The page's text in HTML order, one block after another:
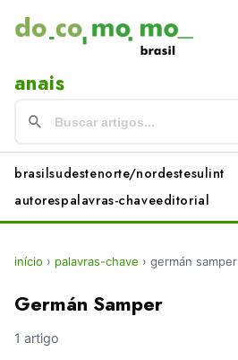
anais
brasilsudestenorte/nordestesulint
autorespalavras-chaveeditorial
início › palavras-chave › germán samper
Germán Samper
1 artigo